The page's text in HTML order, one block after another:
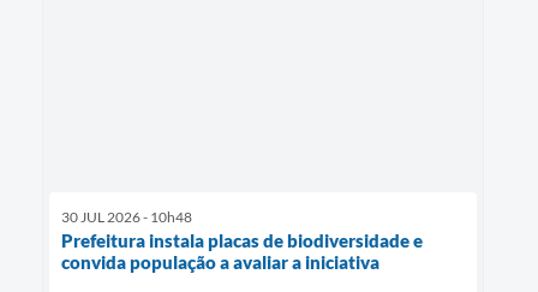
30 JUL 2026 - 10h48
Prefeitura instala placas de biodiversidade e
convida população a avaliar a iniciativa